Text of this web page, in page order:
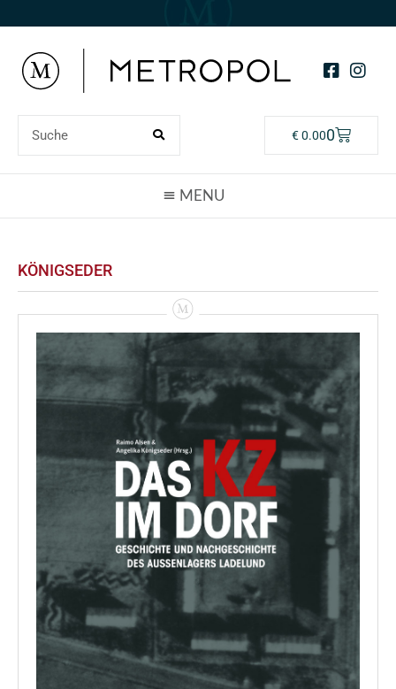
€0.000
KÖNIGSEDER